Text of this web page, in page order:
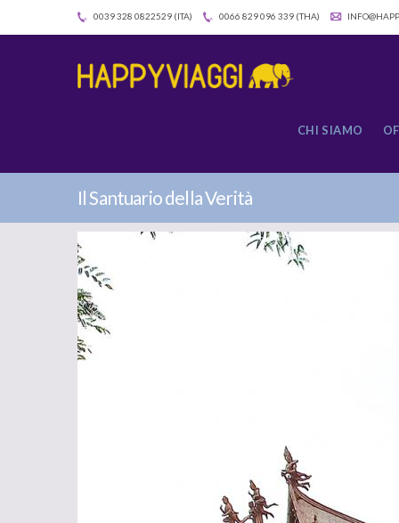
0039 328 0822529 (ITA) 0066 829 096 339 (THA)
CHI SIAMO
Il Santuario della Verità